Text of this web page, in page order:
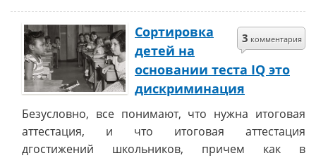
3 комментария
Сортировка
детей на
основании теста IQ это
дискриминация
Безусловно, все понимают, что нужна итоговая
аттестация, и что итоговая аттестация
дгостижений школьников, причем как в